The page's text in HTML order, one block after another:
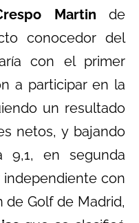
Martin de
conocedor del
con el primer
a participar en la
un resultado
netos, y bajando
9,1, en segunda
independiente con
de Golf de Madrid,